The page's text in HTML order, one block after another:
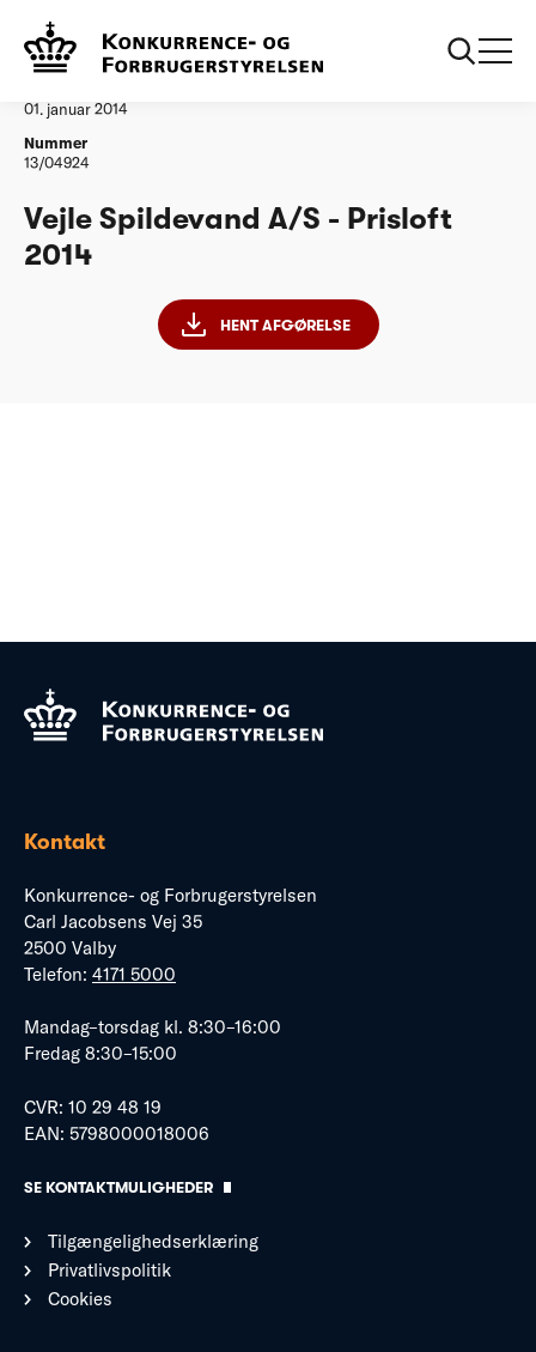
Vandtilsyn
01. januar 2014
Nummer
13/04924
Vejle Spildevand A/S - Prisloft
2014
HENT AFGØRELSE
Kontakt
Konkurrence- og Forbrugerstyrelsen
Carl Jacobsens Vej 35
2500 Valby
Telefon: 4171 5000
Mandag–torsdag kl. 8:30–16:00
Fredag 8:30–15:00
CVR: 10 29 48 19
EAN: 5798000018006
SE KONTAKTMULIGHEDER
Tilgængelighedserklæring
Privatlivspolitik
Cookies